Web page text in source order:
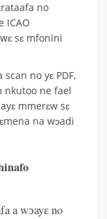
no
ICAO
sɛ mfonini
scan no yɛ PDF,
nkutoo ne fael
mmerɛw sɛ
na wɔadi
a wɔayɛ no